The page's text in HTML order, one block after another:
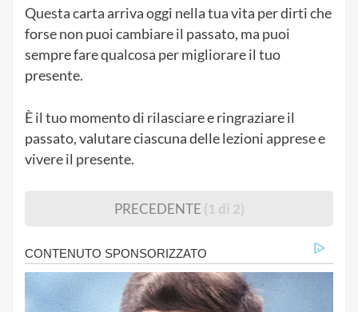
Questa carta arriva oggi nella tua vita per dirti che
forse non puoi cambiare il passato, ma puoi
sempre fare qualcosa per migliorare il tuo
presente.
È il tuo momento di rilasciare e ringraziare il
passato, valutare ciascuna delle lezioni apprese e
vivere il presente.
PRECEDENTE (1 di 2)